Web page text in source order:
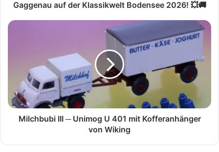
'
r
m
Gaggenau auf der Klassikwelt Bodensee 2026! 💥🚚
M
i
Milchbubi III ─ Unimog U 401 mit Kofferanhänger
von Wiking